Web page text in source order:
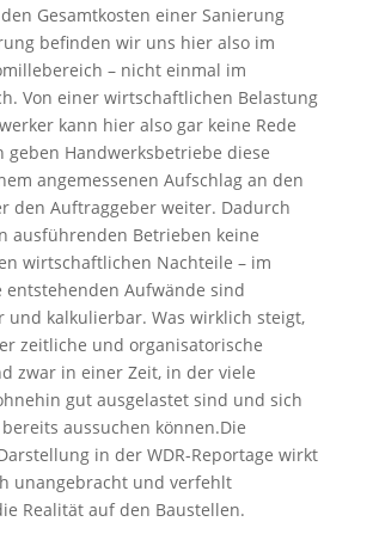
Gesamtkosten einer Sanierung
befinden wir uns hier also im
– nicht einmal im
Von einer wirtschaftlichen Belastung
kann hier also gar keine Rede
geben Handwerksbetriebe diese
angemessenen Aufschlag an den
den Auftraggeber weiter. Dadurch
ausführenden Betrieben keine
wirtschaftlichen Nachteile – im
entstehenden Aufwände sind
und kalkulierbar. Was wirklich steigt,
zeitliche und organisatorische
zwar in einer Zeit, in der viele
gut ausgelastet sind und sich
aussuchen können.Die
in der WDR-Reportage wirkt
unangebracht und verfehlt
Realität auf den Baustellen.